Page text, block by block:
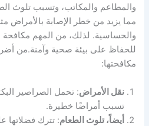
والمطاعم والمكاتب، وتسبب تلوث
مما يزيد من خطر الإصابة بالأمراض
والحساسية. لذلك، من المهم مكافحة
للحفاظ على بيئة صحية وآمنة.من
مكافحتها:
نقل الأمراض: تحمل الصراصير
تسبب أمراضًا خطيرة.
أيضاً، تلوث الطعام: تترك